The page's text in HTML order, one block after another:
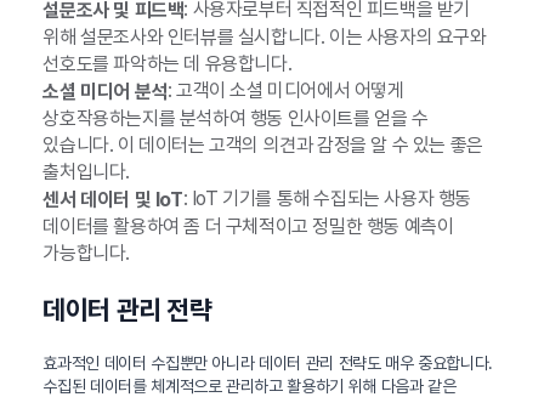
설문조사 및 피드백: 사용자로부터 직접적인 피드백을 받기
위해 설문조사와 인터뷰를 실시합니다. 이는 사용자의 요구와
선호도를 파악하는 데 유용합니다.
소셜 미디어 분석: 고객이 소셜 미디어에서 어떻게
상호작용하는지를 분석하여 행동 인사이트를 얻을 수
있습니다. 이 데이터는 고객의 의견과 감정을 알 수 있는 좋은
출처입니다.
센서 데이터 및 IoT: IoT 기기를 통해 수집되는 사용자 행동
데이터를 활용하여 좀 더 구체적이고 정밀한 행동 예측이
가능합니다.
데이터 관리 전략
효과적인 데이터 수집뿐만 아니라 데이터 관리 전략도 매우 중요합니다.
수집된 데이터를 체계적으로 관리하고 활용하기 위해 다음과 같은